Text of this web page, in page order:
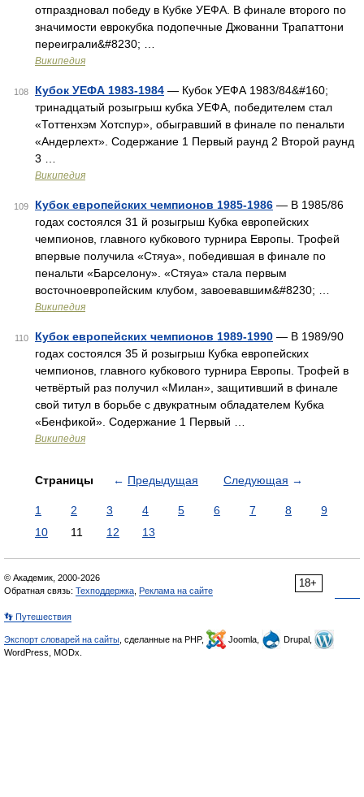
отпраздновал победу в Кубке УЕФА. В финале второго по
значимости еврокубка подопечные Джованни Трапаттони
переиграли&#8230; …
Википедия
108 Кубок УЕФА 1983-1984 — Кубок УЕФА 1983/84&#160;
тринадцатый розыгрыш кубка УЕФА, победителем стал
«Тоттенхэм Хотспур», обыгравший в финале по пенальти
«Андерлехт». Содержание 1 Первый раунд 2 Второй раунд
3 …
Википедия
109 Кубок европейских чемпионов 1985-1986 — В 1985/86
годах состоялся 31 й розыгрыш Кубка европейских
чемпионов, главного кубкового турнира Европы. Трофей
впервые получила «Стяуа», победившая в финале по
пенальти «Барселону». «Стяуа» стала первым
восточноевропейским клубом, завоевавшим&#8230; …
Википедия
110 Кубок европейских чемпионов 1989-1990 — В 1989/90
годах состоялся 35 й розыгрыш Кубка европейских
чемпионов, главного кубкового турнира Европы. Трофей в
четвёртый раз получил «Милан», защитивший в финале
свой титул в борьбе с двукратным обладателем Кубка
«Бенфикой». Содержание 1 Первый …
Википедия
Страницы ← Предыдущая Следующая →
1 2 3 4 5 6 7 8
9
10
11 12 13
18+
© Академик, 2000-2026
Обратная связь: Техподдержка Реклама на сайте
👣 Путешествия
Экспорт словарей на сайты , сделанные на PHP, Joomla,
Drupal,
WordPress, MODx.